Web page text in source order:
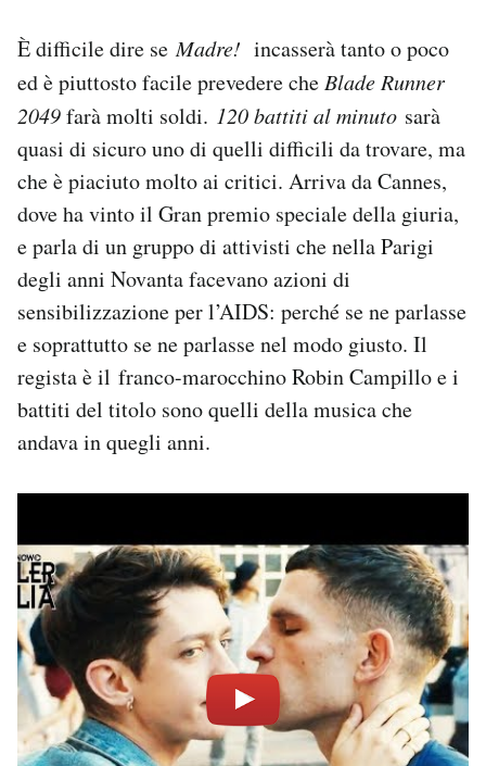
È difficile dire se Madre! incasserà tanto o poco
ed è piuttosto facile prevedere che Blade Runner
2049farà molti soldi. 120 battiti al minuto sarà
quasi di sicuro uno di quelli difficili da trovare, ma
che è piaciuto molto ai critici. Arriva da Cannes,
dove ha vinto il Gran premio speciale della giuria,
e parla di un gruppo di attivisti che nella Parigi
degli anni Novanta facevano azioni di
sensibilizzazione per l’AIDS: perché se ne parlasse
e soprattutto se ne parlasse nel modo giusto. Il
regista è il franco-marocchino Robin Campillo e i
battiti del titolo sono quelli della musica che
andava in quegli anni.